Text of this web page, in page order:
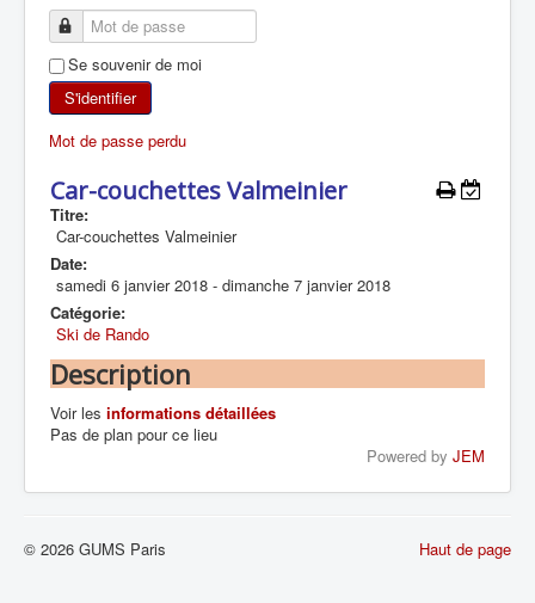
ALPINISME
SKI DE RANDONNÉE
RANDONNÉE PÉDESTRE
RANDONNÉE SPORTIVE
Se souvenir de moi
S'identifier
Mot de passe perdu
Car-couchettes Valmeinier
Titre:
Car-couchettes Valmeinier
Date:
samedi 6 janvier 2018 - dimanche 7 janvier 2018
Catégorie:
Ski de Rando
Description
Voir les informations détaillées
Pas de plan pour ce lieu
Powered by JEM
Haut de page
© 2026 GUMS Paris